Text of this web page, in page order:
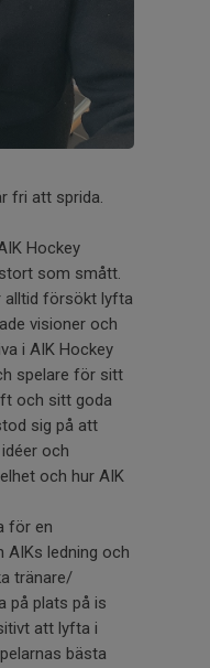
fri att sprida.
Hockey
som smått.
alltid försökt lyfta
visioner och
i AIK Hockey
spelare för sitt
och sitt goda
sig på att
och
och hur AIK
för en
AIKs ledning och
tränare/
på plats på is
att lyfta i
bästa